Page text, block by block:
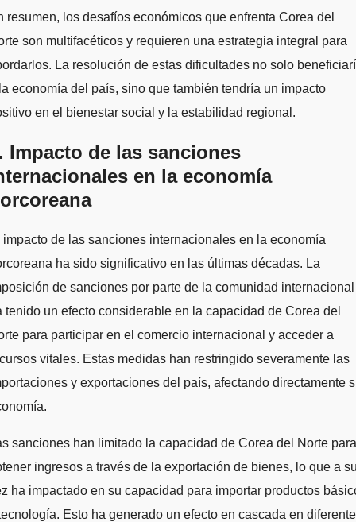
resumen, los desafíos económicos que enfrenta Corea del
son multifacéticos y requieren una estrategia integral para
La resolución de estas dificultades no solo
economía del país, sino que también tendría un impacto
en el bienestar social y la estabilidad regional.
Impacto de las sanciones
en la economía
impacto de las sanciones internacionales en la economía
ha sido significativo en las últimas décadas. La
de sanciones por parte de la comunidad internacional
tenido un efecto considerable en la capacidad de Corea del
para participar en el comercio internacional y acceder a
vitales. Estas medidas han restringido severamente las
y exportaciones del país, afectando directamente
sanciones han limitado la capacidad de Corea del Norte para
ingresos a través de la exportación de bienes, lo que a
ha impactado en su capacidad para importar productos
Esto ha generado un efecto en cascada en